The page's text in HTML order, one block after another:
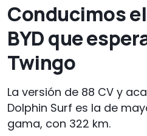
Conducimos
BYD que
Twingo
La versión de 88 CV y
Dolphin Surf es la de
gama, con 322 km.